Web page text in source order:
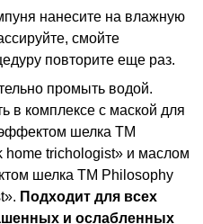
нанесите на влажную
смойте
повторите еще раз.
промыть водой.
в комплексе с маской для
эффектом шелка ТМ
home trichologist» и маслом
шелка ТМ Philosophy
Подходит для всех
и ослабленных